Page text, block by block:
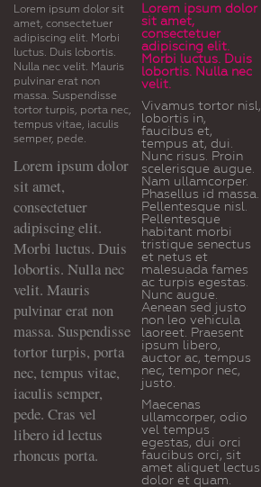
Lorem ipsum dolor sit
amet, consectetuer
adipiscing elit. Morbi
luctus. Duis lobortis.
Nulla nec velit. Mauris
pulvinar erat non
massa. Suspendisse
tortor turpis, porta nec,
tempus vitae, iaculis
semper, pede.
Lorem ipsum dolor
sit amet,
consectetuer
adipiscing elit.
Morbi luctus. Duis
lobortis. Nulla nec
velit. Mauris
pulvinar erat non
massa. Suspendisse
tortor turpis, porta
nec, tempus vitae,
iaculis semper,
pede. Cras vel
libero id lectus
rhoncus porta.
Lorem ipsum dolor
sit amet,
consectetuer
adipiscing elit.
Morbi luctus. Duis
lobortis. Nulla nec
velit.
Vivamus tortor nisl,
lobortis in,
faucibus et,
tempus at, dui.
Nunc risus. Proin
scelerisque augue.
Nam ullamcorper.
Phasellus id massa.
Pellentesque nisl.
Pellentesque
habitant morbi
tristique senectus
et netus et
malesuada fames
ac turpis egestas.
Nunc augue.
Aenean sed justo
non leo vehicula
laoreet. Praesent
ipsum libero,
auctor ac, tempus
nec, tempor nec,
justo.
Maecenas
ullamcorper, odio
vel tempus
egestas, dui orci
faucibus orci, sit
amet aliquet lectus
dolor et quam.